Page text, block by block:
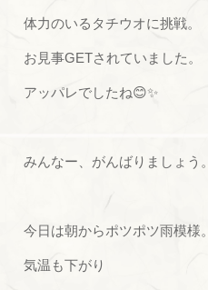
体力のいるタチウオに挑戦。
お見事GETされていました。
アッパレでしたね😊✨
みんなー、がんばりましょう。
今日は朝からポツポツ雨模様。
気温も下がり